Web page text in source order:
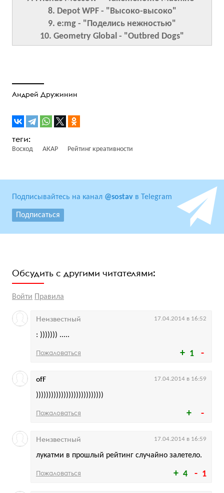
8. Depot WPF - "Высоко-высоко"
9. e:mg - "Поделись нежностью"
10. Geometry Global - "Outbred Dogs"
Андрей Дружинин
Восход АКАР Рейтинг креативности
Подписывайтесь на канал @sostav в Telegram
Подписаться
Обсудить с другими читателями:
Войти Правила
1
: ))))))) .....
Неизвестный 17.04.2014 в 16:52
Пожаловаться
)))))))))))))))))))))))))))
ofF 17.04.2014 в 16:59
Пожаловаться
4 1
лукатми в прошлый рейтинг случайно залетело.
Неизвестный 17.04.2014 в 16:59
Пожаловаться